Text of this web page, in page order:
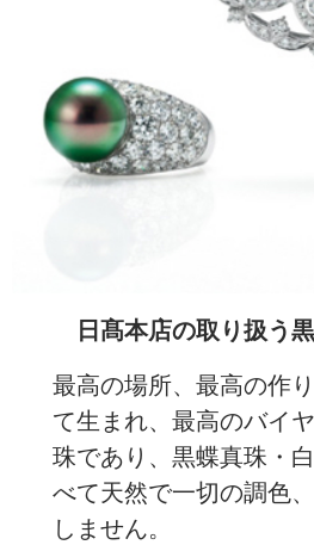
日髙本店の取り扱う
最高の場所、最高の作
て生まれ、最高のバイ
珠であり、黒蝶真珠・
べて天然で一切の調色
しません。